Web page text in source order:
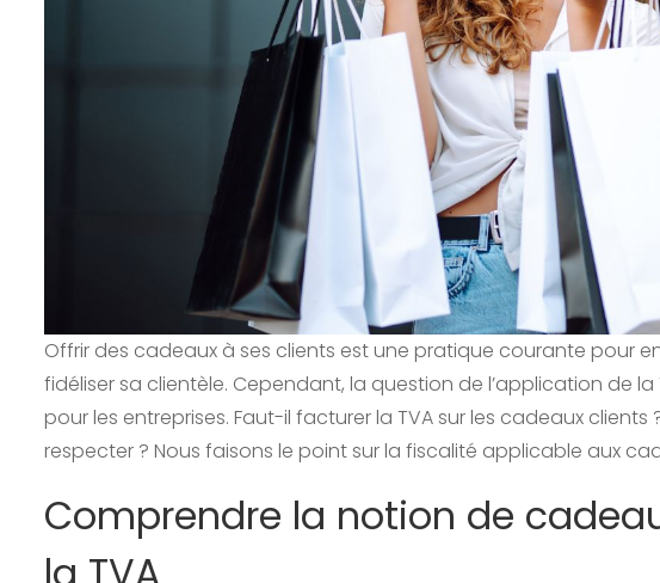
Offrir des cadeaux à ses clients est une pratique courante pour
fidéliser sa clientèle. Cependant, la question de l’application de
pour les entreprises. Faut-il facturer la TVA sur les cadeaux clients
respecter ? Nous faisons le point sur la fiscalité applicable aux
Comprendre la notion de